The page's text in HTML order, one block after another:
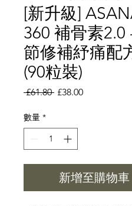
[新升級]
360 補骨素2.0
節修補紓痛配
(90粒裝)
£61.80 一
格
£38.00促
數量 *
新增至購物車